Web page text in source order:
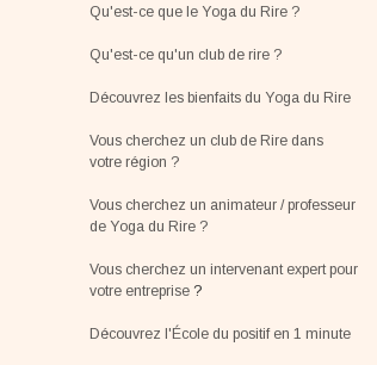
Qu'est-ce que le Yoga du Rire ?
Qu'est-ce qu'un club de rire ?
Découvrez les bienfaits du Yoga du Rire
Vous cherchez un club de Rire dans
votre région ?
Vous cherchez un animateur / professeur
de Yoga du Rire ?
Vous cherchez un intervenant expert pour
votre entreprise?
Découvrez l'École du positif en 1 minute